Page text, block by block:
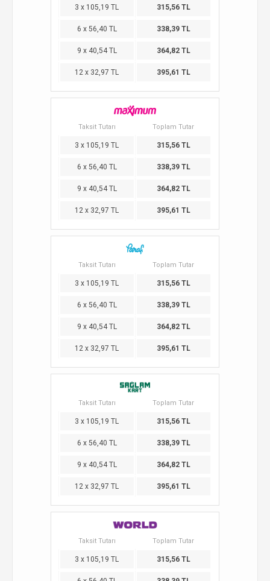
3 x 105,19 TL 315,56 TL
6 x 56,40 TL 338,39 TL
9 x 40,54 TL 364,82 TL
12 x 32,97 TL 395,61 TL
Taksit Tutarı Toplam Tutar
3 x 105,19 TL 315,56 TL
6 x 56,40 TL 338,39 TL
9 x 40,54 TL 364,82 TL
12 x 32,97 TL 395,61 TL
Taksit Tutarı Toplam Tutar
3 x 105,19 TL 315,56 TL
6 x 56,40 TL 338,39 TL
9 x 40,54 TL 364,82 TL
12 x 32,97 TL 395,61 TL
Taksit Tutarı Toplam Tutar
3 x 105,19 TL 315,56 TL
6 x 56,40 TL 338,39 TL
9 x 40,54 TL 364,82 TL
12 x 32,97 TL 395,61 TL
Taksit Tutarı Toplam Tutar
3 x 105,19 TL 315,56 TL